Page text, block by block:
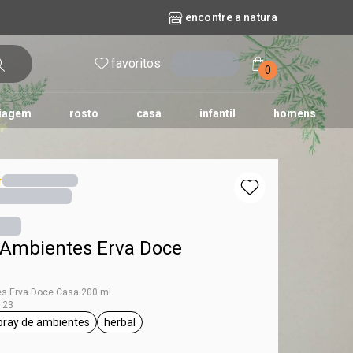
encontre a natura
favoritos 0
rosto casa infantil homens
cashbackqueridinhos das redes sociais
biografiaerva Doce
Erva Doce
Erva Doce Casa 200 ml
Doceetiqueta spray de ambientes
de ambientes
etiqueta herbal
herbal